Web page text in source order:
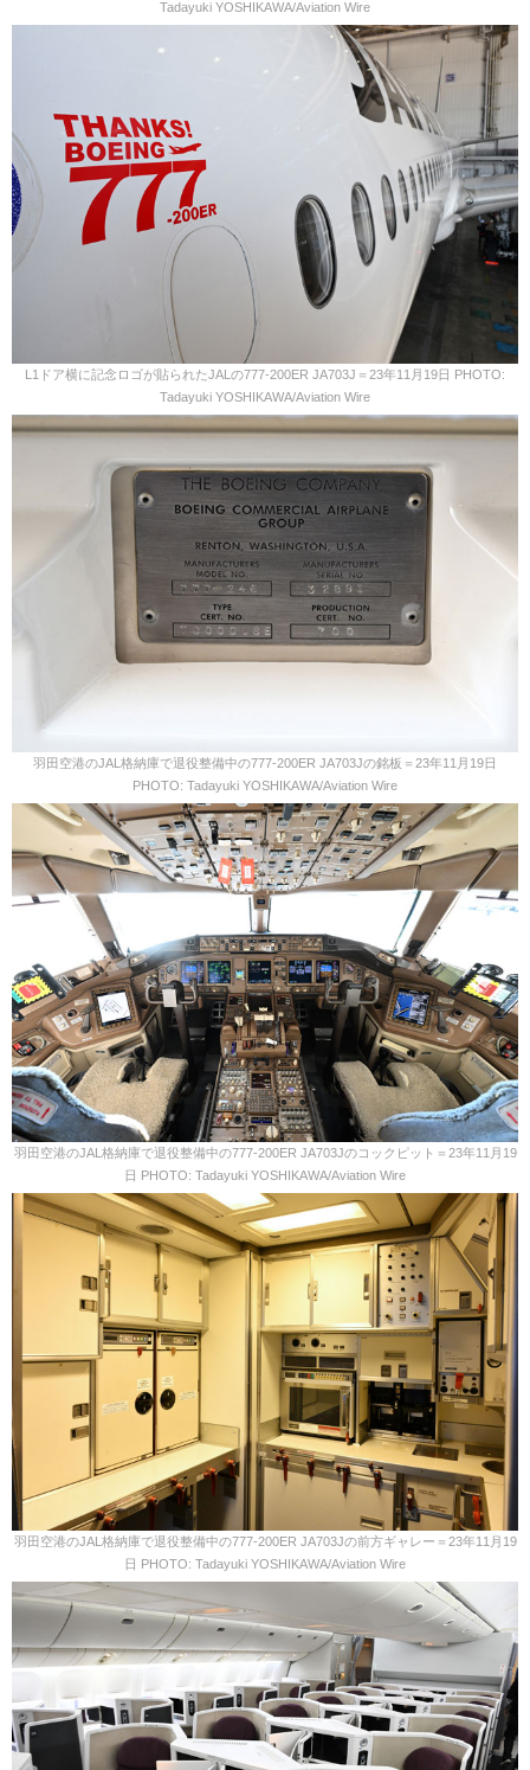
Tadayuki YOSHIKAWA/Aviation Wire
L1ドア横に記念ロゴが貼られたJALの777-200ER JA703J＝23年11月19日 PHOTO:
Tadayuki YOSHIKAWA/Aviation Wire
羽田空港のJAL格納庫で退役整備中の777-200ER JA703Jの銘板＝23年11月19日
PHOTO: Tadayuki YOSHIKAWA/Aviation Wire
羽田空港のJAL格納庫で退役整備中の777-200ER JA703Jのコックピット＝23年11月19
日 PHOTO: Tadayuki YOSHIKAWA/Aviation Wire
羽田空港のJAL格納庫で退役整備中の777-200ER JA703Jの前方ギャレー＝23年11月19
日 PHOTO: Tadayuki YOSHIKAWA/Aviation Wire